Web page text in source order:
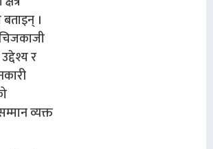
।
चिजकाजी
र
व्यक्त